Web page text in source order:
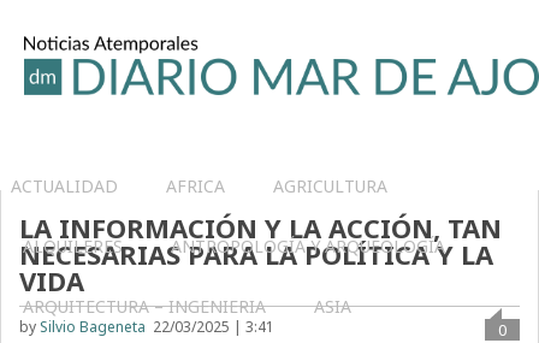
ACTUALIDAD AFRICA AGRICULTURA
ALQUILERES ANTROPOLOGÍA Y ARQUEOLOGÍA
ARQUITECTURA – INGENIERIA ASIA
LA INFORMACIÓN Y LA ACCIÓN, TAN
NECESARIAS PARA LA POLÍTICA Y LA
VIDA
by Silvio Bageneta 22/03/2025 | 3:41
0